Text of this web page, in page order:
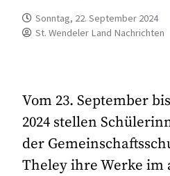
Sonntag, 22. September 2024
St. Wendeler Land Nachrichten
Vom 23. September
2024 stellen
der
Theley ihre Werke im